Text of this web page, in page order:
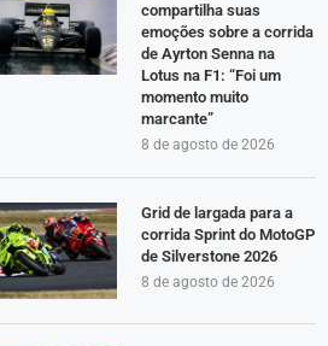
compartilha suas
emoções sobre a corrida
de Ayrton Senna na
Lotus na F1: “Foi um
momento muito
marcante”
8 de agosto de 2026
Grid de largada para a
corrida Sprint do MotoGP
de Silverstone 2026
8 de agosto de 2026